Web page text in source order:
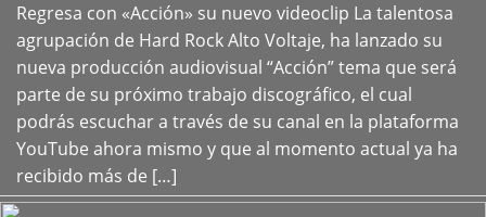
Regresa con «Acción» su nuevo videoclip La talentosa
agrupación de Hard Rock Alto Voltaje, ha lanzado su
nueva producción audiovisual “Acción” tema que será
parte de su próximo trabajo discográfico, el cual
podrás escuchar a través de su canal en la plataforma
YouTube ahora mismo y que al momento actual ya ha
recibido más de […]
+